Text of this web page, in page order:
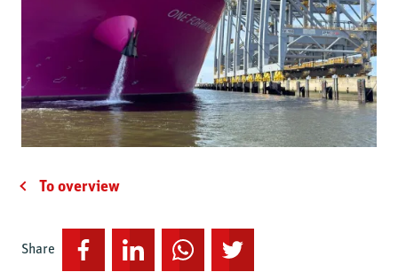
To overview
Share